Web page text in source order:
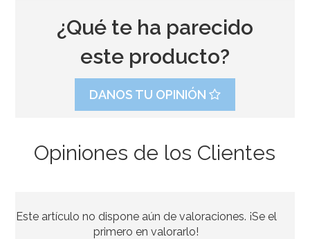
2,95€
¿Qué te ha parecido
este producto?
DANOS TU OPINIÓN
Opiniones de los Clientes
Este artículo no dispone aún de valoraciones. ¡Se el
primero en valorarlo!